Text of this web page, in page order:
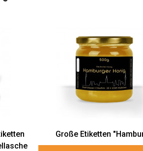
Große Etiketten